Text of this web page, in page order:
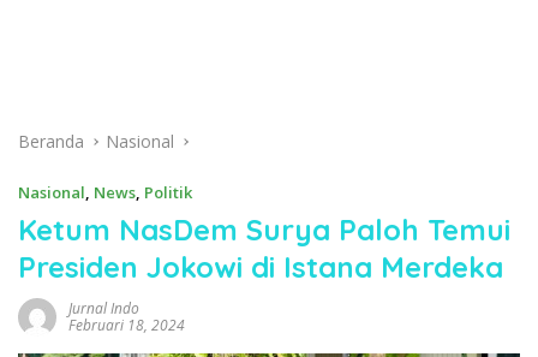
Beranda Nasional
Nasional, News, Politik
Ketum NasDem Surya Paloh Temui
Presiden Jokowi di Istana Merdeka
Jurnal Indo
Februari 18, 2024